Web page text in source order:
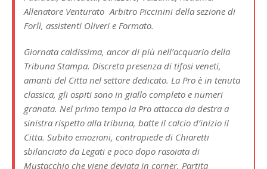
Allenatore Venturato Arbitro Piccinini della sezione di
Forlì, assistenti Oliveri e Formato.
Giornata caldissima, ancor di più nell’acquario della
Tribuna Stampa. Discreta presenza di tifosi veneti,
amanti del Citta nel settore dedicato. La Pro è in tenuta
classica, gli ospiti sono in giallo completo e numeri
granata. Nel primo tempo la Pro attacca da destra a
sinistra rispetto alla tribuna, batte il calcio d’inizio il
Citta. Subito emozioni, contropiede di Chiaretti
sbilanciato da Legati e poco dopo rasoiata di
Mustacchio che viene deviata in corner. Partita